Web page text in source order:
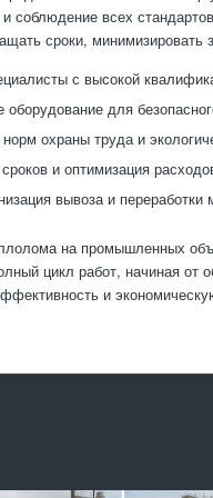
соблюдение всех
сроки, минимизировать
с высокой
оборудование для
охраны труда и
и оптимизация
вывоза и
на промышленных
цикл работ, начиная от
и